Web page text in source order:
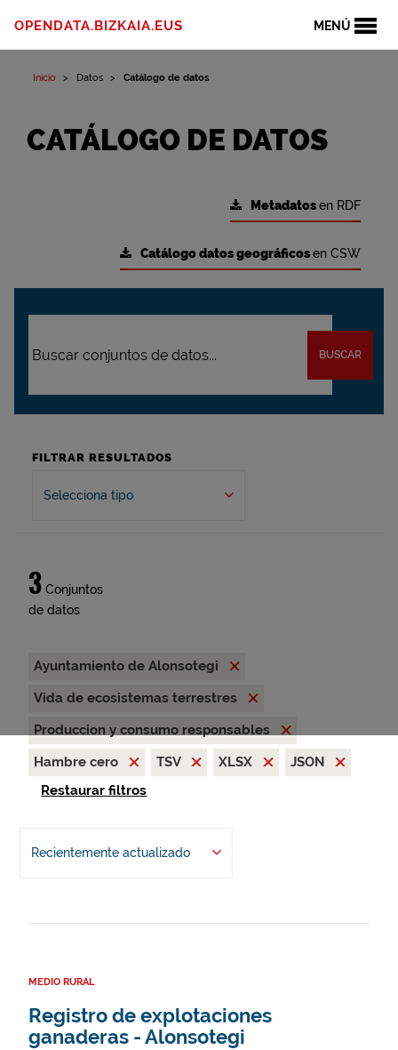
MENÚ
OPENDATA.BIZKAIA.EUS
Inicio Datos Catálogo de datos
CATÁLOGO DE DATOS
Metadatosen RDF
Catálogo datos geográficosen CSW
BUSCAR
FILTRAR RESULTADOS
Selecciona tipo
3 Conjuntos
de datos
Ayuntamiento de Alonsotegi
Vida de ecosistemas terrestres
Produccion y consumo responsables
Hambre cero
TSV XLSX
JSON
Restaurar filtros
Recientemente actualizado
MEDIO RURAL
Registro de explotaciones
ganaderas - Alonsotegi